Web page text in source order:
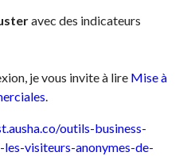
avec des indicateurs
je vous invite à lire Mise à
.
outils-business-
visiteurs-anonymes-de-